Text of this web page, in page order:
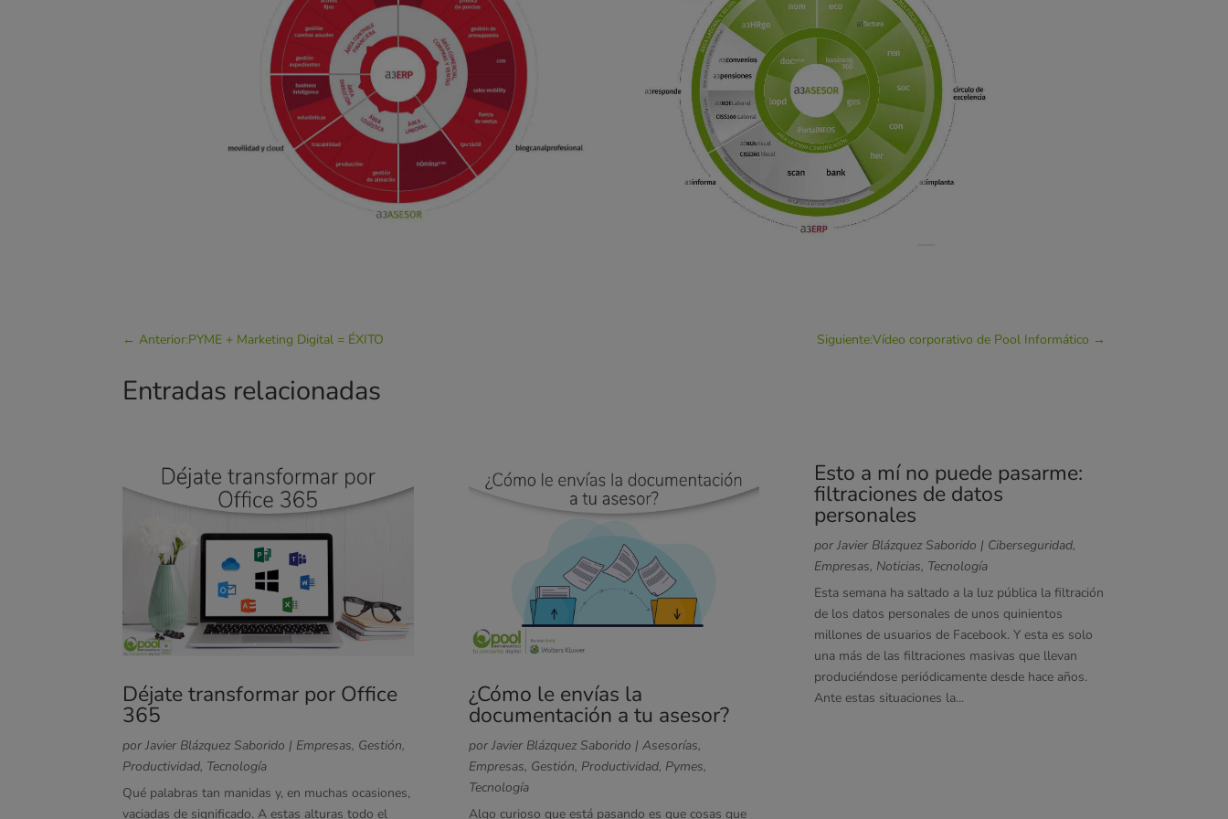
←Anterior:PYME + Marketing Digital = ÉXITO Siguiente:Vídeo corporativo de Pool Informático →
Entradas relacionadas
Déjate transformar por Office
365
porJavier Blázquez Saborido | Empresas, Gestión,
Productividad, Tecnología
Qué palabras tan manidas y, en muchas ocasiones,
vaciadas de significado. A estas alturas todo el
¿Cómo le envías la
documentación a tu asesor?
porJavier Blázquez Saborido | Asesorías,
Empresas, Gestión, Productividad, Pymes,
Tecnología
Algo curioso que está pasando es que cosas que
Esto a mí no puede pasarme:
filtraciones de datos
personales
porJavier Blázquez Saborido | Ciberseguridad,
Empresas, Noticias, Tecnología
Esta semana ha saltado a la luz pública la filtración
de los datos personales de unos quinientos
millones de usuarios de Facebook. Y esta es solo
una más de las filtraciones masivas que llevan
produciéndose periódicamente desde hace años.
Ante estas situaciones la...